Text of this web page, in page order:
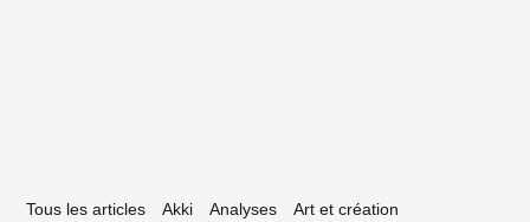
Tous les articles Akki Analyses
Art et création